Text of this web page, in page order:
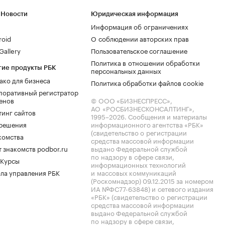
продукты РБК
для бизнеса
регистратор
сайтов
знакомств podbor.ru
управления РБК
Юридическая информация
Информация об ограничениях
О соблюдении авторских прав
Пользовательское соглашение
Политика в отношении обработки
персональных данных
Политика обработки файлов cookie
© ООО «БИЗНЕСПРЕСС»,
АО «РОСБИЗНЕСКОНСАЛТИНГ»,
1995–2026. Сообщения и материалы
информационного агентства «РБК»
(свидетельство о регистрации
средства массовой информации
выдано Федеральной службой
по надзору в сфере связи,
информационных технологий
и массовых коммуникаций
(Роскомнадзор) 09.12.2015 за номером
ИА №ФС77-63848) и сетевого издания
«РБК» (свидетельство о регистрации
средства массовой информации
выдано Федеральной службой
по надзору в сфере связи,